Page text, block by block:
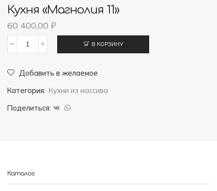
Кухня «Магнолия 11»
60 400,00 ₽
Кухня
"Магнолия
11"
В КОРЗИНУ
Добавить в желаемое
Категория: Кухни из массива
Поделиться:
Каталог